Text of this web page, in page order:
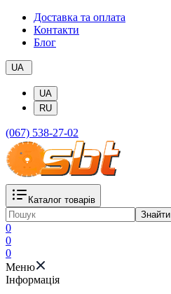
Доставка та оплата
Контакти
Блог
UA
UA
RU
(067) 538-27-02
Каталог товарів
Знайти
0
0
0
Меню
Iнформація